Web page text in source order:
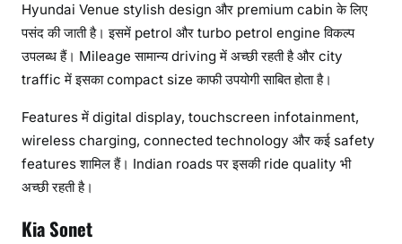
Hyundai Venue stylish design और premium cabin के लिए
पसंद की जाती है। इसमें petrol और turbo petrol engine विकल्प
उपलब्ध हैं। Mileage सामान्य driving में अच्छी रहती है और city
traffic में इसका compact size काफी उपयोगी साबित होता है।
Features में digital display, touchscreen infotainment,
wireless charging, connected technology और कई safety
features शामिल हैं। Indian roads पर इसकी ride quality भी
अच्छी रहती है।
Kia Sonet